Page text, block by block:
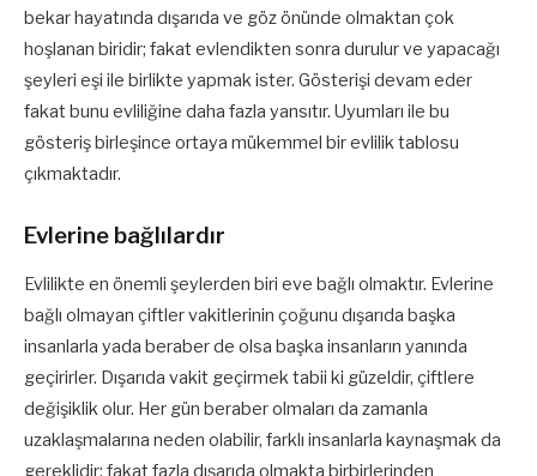
bekar hayatında dışarıda ve göz önünde olmaktan çok
hoşlanan biridir; fakat evlendikten sonra durulur ve yapacağı
şeyleri eşi ile birlikte yapmak ister. Gösterişi devam eder
fakat bunu evliliğine daha fazla yansıtır. Uyumları ile bu
gösteriş birleşince ortaya mükemmel bir evlilik tablosu
çıkmaktadır.
Evlerine bağlılardır
Evlilikte en önemli şeylerden biri eve bağlı olmaktır. Evlerine
bağlı olmayan çiftler vakitlerinin çoğunu dışarıda başka
insanlarla yada beraber de olsa başka insanların yanında
geçirirler. Dışarıda vakit geçirmek tabii ki güzeldir, çiftlere
değişiklik olur. Her gün beraber olmaları da zamanla
uzaklaşmalarına neden olabilir, farklı insanlarla kaynaşmak da
gereklidir; fakat fazla dışarıda olmakta birbirlerinden